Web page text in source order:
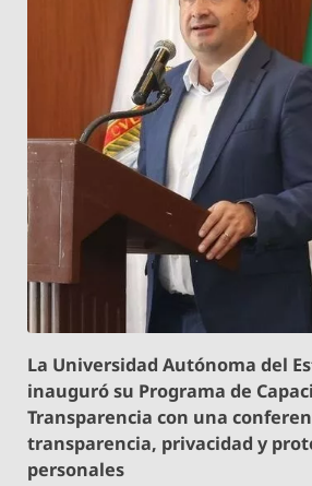
La Universidad Autónoma del
inauguró su Programa de
Transparencia con una
transparencia, privacidad y
personales